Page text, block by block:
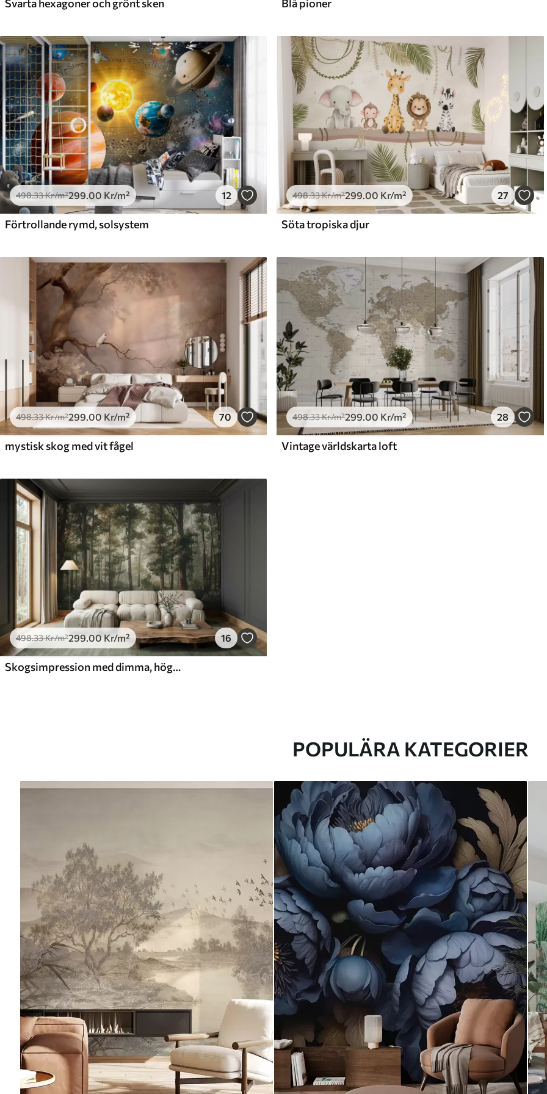
Svarta hexagoner och grönt sken Blå pioner
498.33Kr/m²299.00 Kr/m² 12
Förtrollande rymd, solsystem
498.33Kr/m²299.00 Kr/m² 27
Söta tropiska djur
498.33Kr/m²299 .00 Kr/m² 70
mystisk skog med vit fågel
498.33Kr/m²299 .00 Kr/m² 28
Vintage världskarta loft
498.33Kr/m²299.00Kr/m² 16
Skogsimpression med dimma, höga träd och en stig
POPULÄRA KATEGORIER